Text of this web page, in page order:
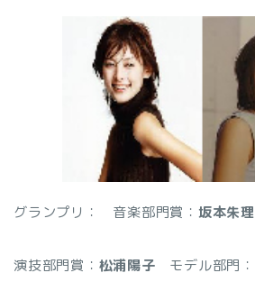
グランプリ： 音楽部門賞： 坂本朱理
演技部門賞： 松浦陽子 モデル部門：